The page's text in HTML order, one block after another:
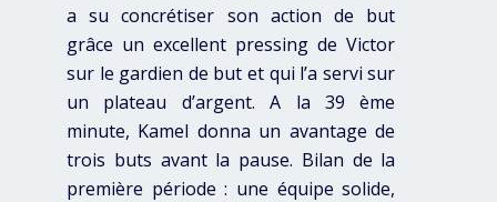
a su concrétiser son action de but
grâce un excellent pressing de Victor
sur le gardien de but et qui l’a servi sur
un plateau d’argent. A la 39 ème
minute, Kamel donna un avantage de
trois buts avant la pause. Bilan de la
première période : une équipe solide,